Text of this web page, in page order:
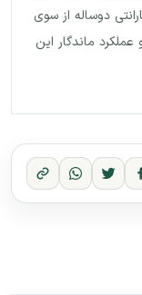
دوساله از سوی
ماندگار این